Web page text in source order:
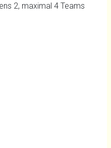
2, maximal 4 Teams